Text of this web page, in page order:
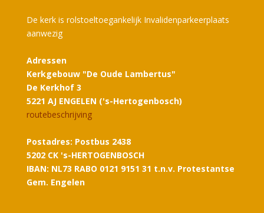
De kerk is rolstoeltoegankelijk Invalidenparkeerplaats
aanwezig
Adressen
Kerkgebouw "De Oude Lambertus"
De Kerkhof 3
5221 AJ ENGELEN ('s-Hertogenbosch)
routebeschrijving
Postadres: Postbus 2438
5202 CK 's-HERTOGENBOSCH
IBAN: NL73 RABO 0121 9151 31 t.n.v. Protestantse
Gem. Engelen